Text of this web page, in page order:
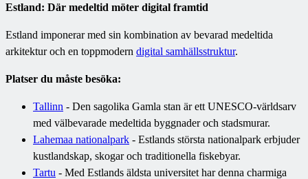
Estland: Där medeltid möter digital framtid
Estland imponerar med sin kombination av bevarad medeltida
arkitektur och en toppmodern digital samhällsstruktur.
Platser du måste besöka:
Tallinn - Den sagolika Gamla stan är ett UNESCO-världsarv
med välbevarade medeltida byggnader och stadsmurar.
Lahemaa nationalpark - Estlands största nationalpark erbjuder
kustlandskap, skogar och traditionella fiskebyar.
Tartu - Med Estlands äldsta universitet har denna charmiga